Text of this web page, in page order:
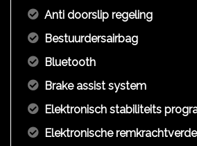
Anti doorslip regeling
Bestuurdersairbag
Bluetooth
Brake assist system
Elektronisch stabiliteits
Elektronische